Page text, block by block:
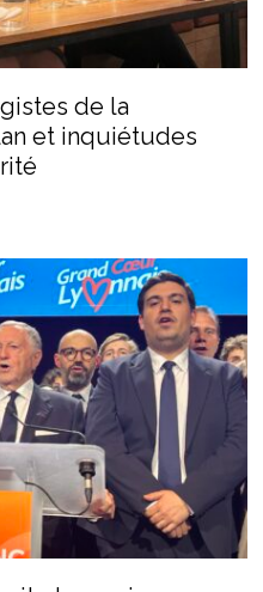
de la
et inquiétudes